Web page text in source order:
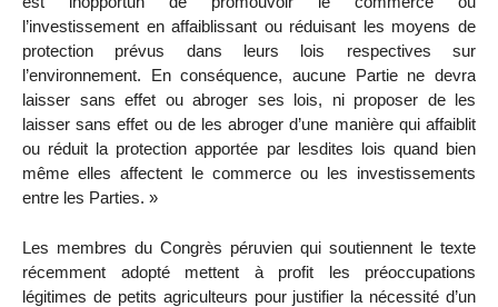
l’investissement en affaiblissant ou réduisant les moyens de
protection prévus dans leurs lois respectives sur
l’environnement. En conséquence, aucune Partie ne devra
laisser sans effet ou abroger ses lois, ni proposer de les
laisser sans effet ou de les abroger d’une manière qui affaiblit
ou réduit la protection apportée par lesdites lois quand bien
même elles affectent le commerce ou les investissements
entre les Parties. »
Les membres du Congrès péruvien qui soutiennent le texte
récemment adopté mettent à profit les préoccupations
légitimes de petits agriculteurs pour justifier la nécessité d’un